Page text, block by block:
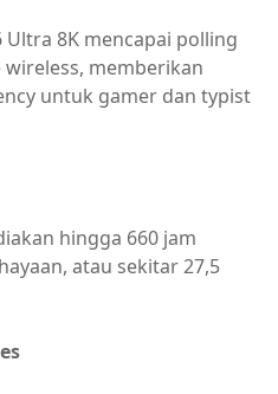
8K mencapai polling
wireless, memberikan
untuk gamer dan typist
hingga 660 jam
atau sekitar 27,5